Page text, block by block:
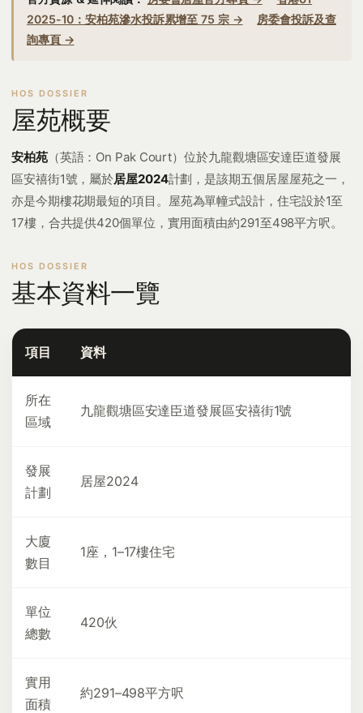
2025-10：安柏苑滲水投訴累增至 75 宗 →
房委會投訴及查
詢專頁 →
屋苑概要
安柏苑（英語：On Pak Court）位於九龍觀塘區安達臣道發展
區安禧街1號，屬於居屋2024計劃，是該期五個居屋屋苑之一，
亦是今期樓花期最短的項目。屋苑為單幢式設計，住宅設於1至
17樓，合共提供420個單位，實用面積由約291至498平方呎。
基本資料一覽
項目 資料
所在
區域
九龍觀塘區安達臣道發展區安禧街1號
發展
計劃
居屋2024
大廈
數目
1座，1–17樓住宅
單位
總數
420伙
實用
面積
約291–498平方呎